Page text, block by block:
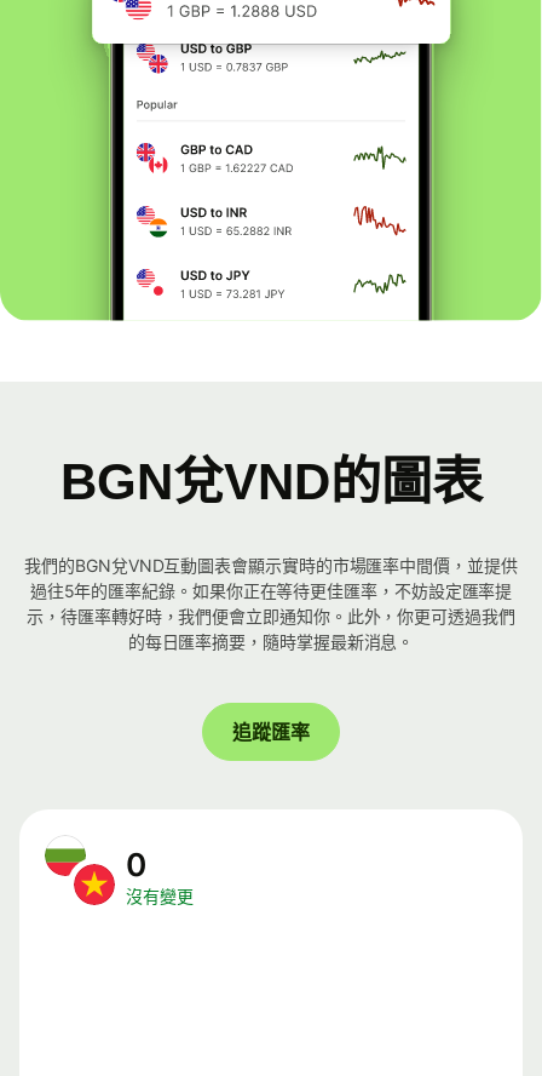
BGN兌VND的圖表
我們的BGN兌VND互動圖表會顯示實時的市場匯率中間價，並提供
過往5年的匯率紀錄。如果你正在等待更佳匯率，不妨設定匯率提
示，待匯率轉好時，我們便會立即通知你。此外，你更可透過我們
的每日匯率摘要，隨時掌握最新消息。
追蹤匯率
0
沒有變更